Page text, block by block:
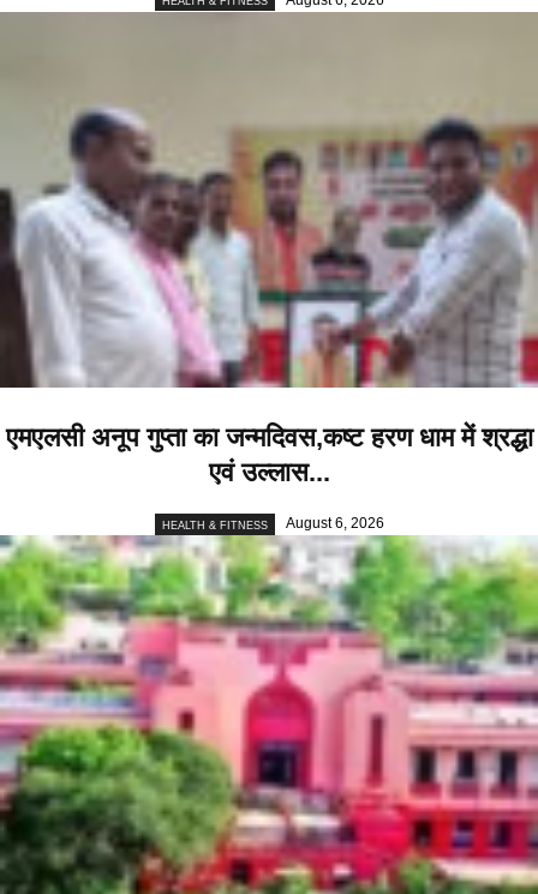
एमएलसी अनूप गुप्ता का जन्मदिवस,कष्ट हरण धाम में श्रद्धा
एवं उल्लास...
HEALTH & FITNESS August 6, 2026